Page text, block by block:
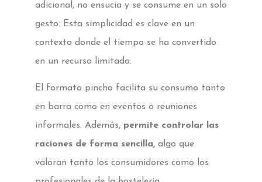
adicional, no ensucia y se consume en un solo
gesto. Esta simplicidad es clave en un
contexto donde el tiempo se ha convertido
en un recurso limitado.
El formato pincho facilita su consumo tanto
en barra como en eventos o reuniones
informales. Además, permite controlar las
raciones de forma sencilla, algo que
valoran tanto los consumidores como los